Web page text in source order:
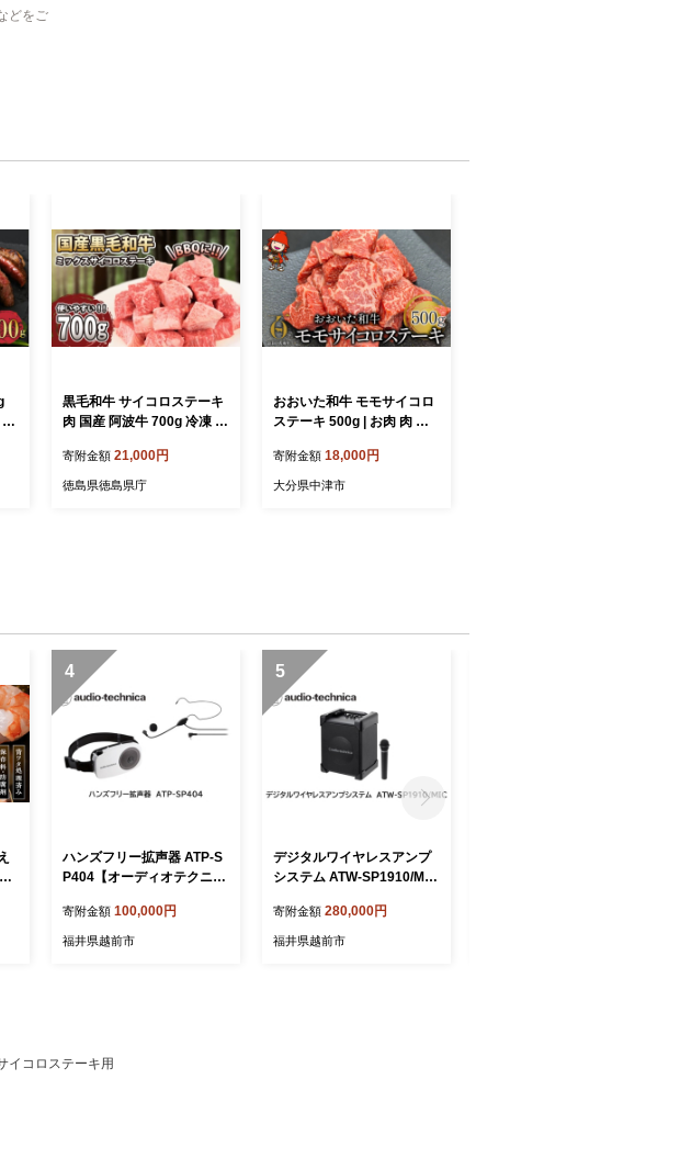
どをご
黒毛和牛 サイコロステーキ
肉 国産 阿波牛 700g 冷凍 MI
ステーキ ミックス )
寄附金額 21,000円
徳島県徳島県庁
おおいた和牛 モモサイコロ
ステーキ 500g | お肉 肉 お
牛 豊後牛 モモ肉 サイコロ
ステーキ ステーキ ブランド
寄附金額 18,000円
大分県中津市
4
ハンズフリー拡声器 ATP-S
P404【オーディオテクニ
寄附金額 100,000円
福井県越前市
5
デジタルワイヤレスアンプ
システム ATW-SP1910/MIC
寄附金額 280,000円
福井県越前市
イコロステーキ用